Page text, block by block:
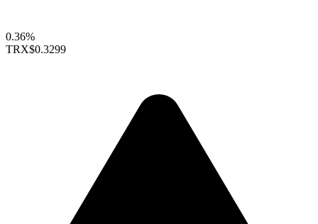
0.36%
TRX$0.3299